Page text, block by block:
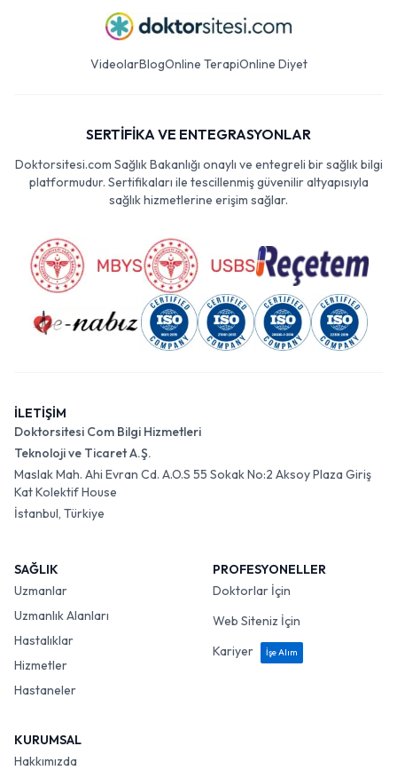
VideolarBlogOnline TerapiOnline Diyet
SERTİFİKA VE ENTEGRASYONLAR
Doktorsitesi.com Sağlık Bakanlığı onaylı ve entegreli bir sağlık bilgi
platformudur. Sertifikaları ile tescillenmiş güvenilir altyapısıyla
sağlık hizmetlerine erişim sağlar.
İLETİŞİM
Doktorsitesi Com Bilgi Hizmetleri
Teknoloji ve Ticaret A.Ş.
Maslak Mah. Ahi Evran Cd. A.O.S 55 Sokak No:2 Aksoy Plaza Giriş
Kat Kolektif House
İstanbul, Türkiye
SAĞLIK
Uzmanlar
Uzmanlık Alanları
Hastalıklar
Hizmetler
Hastaneler
PROFESYONELLER
Doktorlar İçin
Web Siteniz İçin
Kariyer
İşe Alım
KURUMSAL
Hakkımızda